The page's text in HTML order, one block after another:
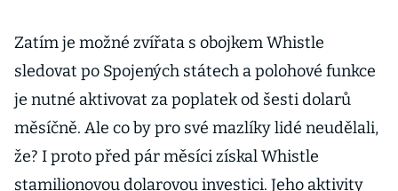
Zatím je možné zvířata s obojkem Whistle
sledovat po Spojených státech a polohové funkce
je nutné aktivovat za poplatek od šesti dolarů
měsíčně. Ale co by pro své mazlíky lidé neudělali,
že? I proto před pár měsíci získal Whistle
stamilionovou dolarovou investici. Jeho aktivity